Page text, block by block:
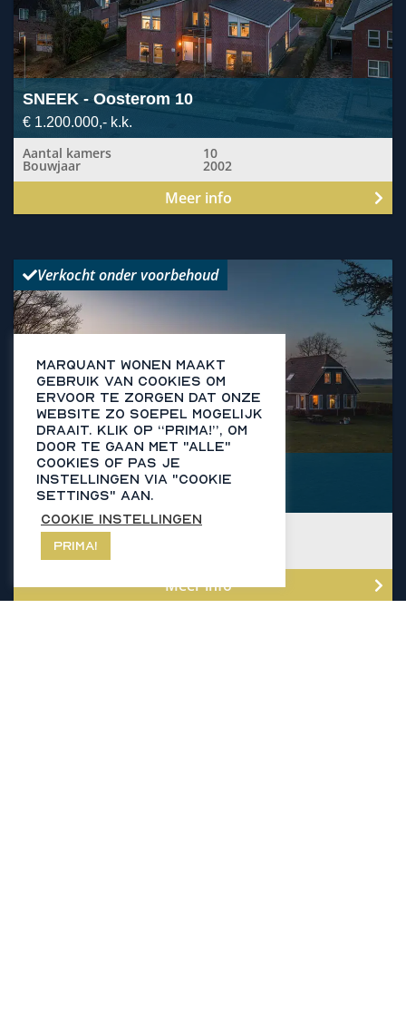
10
SNEEK - Oosterom 10
€ 1.200.000,- k.k.
Aantal kamers 10
Bouwjaar 2002
Meer info
Bekijk
detail
pagina
van
Kooiweg
Verkocht onder voorbehoud
NIJEHOLTWOLDE- Kooiweg 22
€ 880.000,- k.k.
Aantal kamers
Woonoppervlakte
Bouwjaar
Meer info
Marquant Wonen maakt
gebruik van cookies om
ervoor te zorgen dat onze
website zo soepel mogelijk
draait​. Klik op “Prima!”, om
door te gaan met "alle"
cookies of pas je
instellingen via "cookie
settings" aan.
Cookie instellingen
Prima!